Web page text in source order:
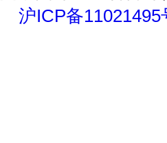
沪ICP备11021495